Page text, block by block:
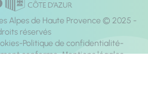
Alpes de Haute Provence © 2025 -
réservés
Politique de confidentialité
conforme Mentions légales